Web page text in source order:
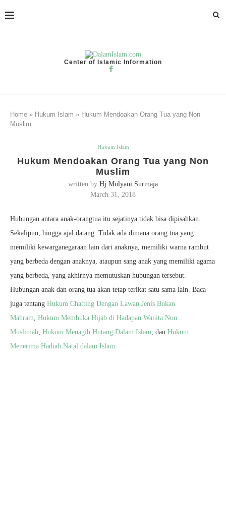
Center of Islamic Information
Home » Hukum Islam » Hukum Mendoakan Orang Tua yang Non
Muslim
Hukum Islam
Hukum Mendoakan Orang Tua yang Non
Muslim
written by Hj Mulyani Surmaja
March 31, 2018
Hubungan antara anak-orangtua itu sejatinya tidak bisa dipisahkan.
Sekalipun, hingga ajal datang. Tidak ada dimana orang tua yang
memiliki kewarganegaraan lain dari anaknya, memiliki warna rambut
yang berbeda dengan anaknya, ataupun sang anak yang memiliki agama
yang berbeda, yang akhirnya memutuskan hubungan tersebut.
Hubungan anak dan orang tua akan tetap terikat satu sama lain. Baca
juga tentang Hukum Chatting Dengan Lawan Jenis Bukan
Mahram, Hukum Membuka Hijab di Hadapan Wanita Non
Muslimah, Hukum Menagih Hutang Dalam Islam, dan Hukum
Menerima Hadiah Natal dalam Islam